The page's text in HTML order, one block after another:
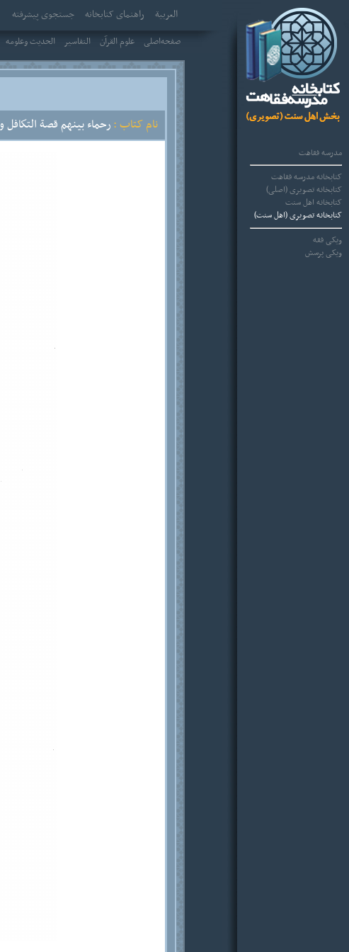
مدرسه فقاهت
کتابخانه مدرسه فقاهت
کتابخانه تصویری (اصلی)
کتابخانه اهل سنت
کتابخانه تصویری (اهل سنت)
ویکی فقه
ویکی پرسش
العربیة راهنمای کتابخانه
جستجوی پیشرفته
صفحه‌اصلی علوم القرآن التفاسير الحديث وعلومه
نام کتاب :رحماء بينهم قصة التكافل